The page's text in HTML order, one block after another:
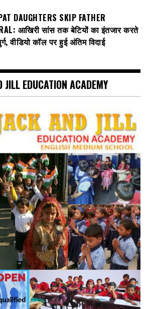
DAUGHTERS SKIP FATHER
आखिरी सांस तक बेटियों का इंतजार करते
वीडियो कॉल पर हुई अंतिम विदाई
JILL EDUCATION ACADEMY